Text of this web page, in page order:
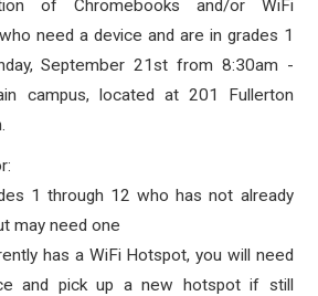
of Chromebooks and/or WiFi
need a device and are in grades 1
September 21st from 8:30am -
campus, located at 201 Fullerton
1 through 12 who has not already
may need one
has a WiFi Hotspot, you will need
and pick up a new hotspot if still